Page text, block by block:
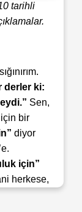
tarihli
derler ki:
Sen,
için bir
diyor
için”
herkese,